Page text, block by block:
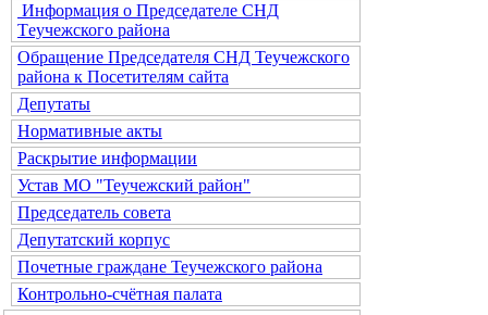
Информация о Председателе СНД
Теучежского района
Обращение Председателя СНД Теучежского
района к Посетителям сайта
Депутаты
Нормативные акты
Раскрытие информации
Устав МО "Теучежский район"
Председатель совета
Депутатский корпус
Почетные граждане Теучежского района
Контрольно-счётная палата